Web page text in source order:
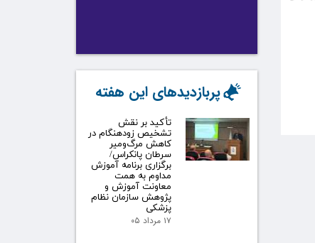
تأکید بر نقش
تشخیص زودهنگام در
کاهش مرگ‌ومیر
سرطان پانکراس/
برگزاری برنامه آموزش
مداوم به همت
معاونت آموزش و
پژوهش سازمان نظام
پزشکی
۱۷ مرداد ۰۵
پربازدیدهای این هفته